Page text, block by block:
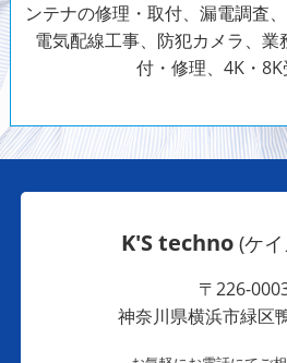
ンテナの修理・取付、漏電調査
電気配線工事、防犯カメラ、 業
付・修理、4K・
K'S techno(ケイ
〒226-
神奈川県横浜市緑区